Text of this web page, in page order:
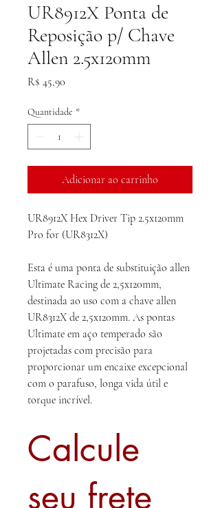
UR8912X Ponta de
Reposição p/ Chave
Allen 2.5x120mm
R$ 45,90
Quantidade *
Adicionar ao carrinho
UR8912X Hex Driver Tip 2.5x120mm
Pro for (UR8312X)
Esta é uma ponta de substituição allen
Ultimate Racing de 2,5x120mm,
destinada ao uso com a chave allen
UR8312X de 2,5x120mm. As pontas
Ultimate em aço temperado são
projetadas com precisão para
proporcionar um encaixe excepcional
com o parafuso, longa vida útil e
torque incrível.
Calcule
seu frete